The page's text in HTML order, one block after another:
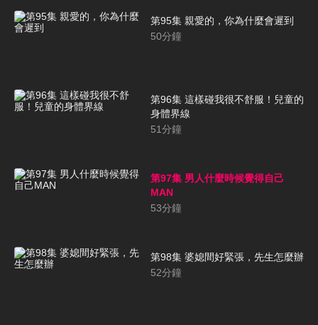
第95集 親愛的，你為什麼會遲到
50分鐘
第96集 這樣碰我很不舒服！兒童的
身體界線
51分鐘
第97集 男人什麼時候覺得自己
MAN
53分鐘
第98集 婆媳間好緊張，先生怎麼辦
52分鐘